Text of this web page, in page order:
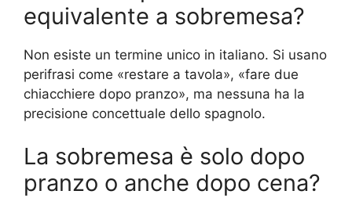
equivalente a sobremesa?
Non esiste un termine unico in italiano. Si usano
perifrasi come «restare a tavola», «fare due
chiacchiere dopo pranzo», ma nessuna ha la
precisione concettuale dello spagnolo.
La sobremesa è solo dopo
pranzo o anche dopo cena?